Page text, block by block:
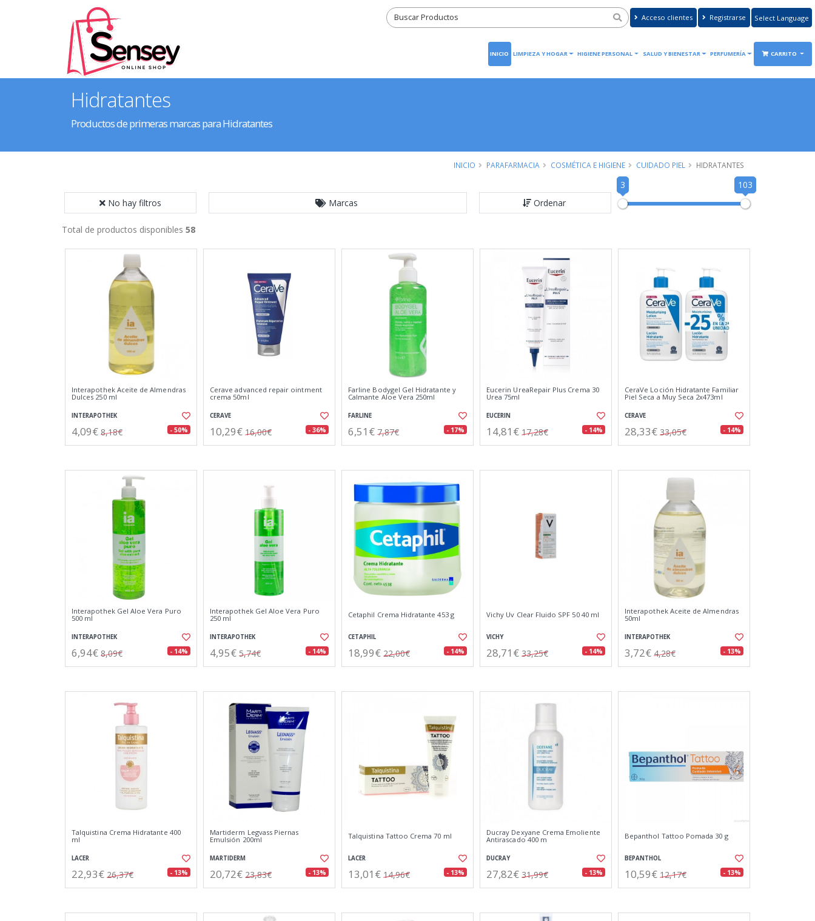
Acceso clientes Registrarse
Translate
INICIO LIMPIEZA Y HOGAR HIGIENE PERSONAL SALUD Y BIENESTAR PERFUMERÍA CARRITO
Hidratantes
Productos de primeras marcas para Hidratantes
INICIO PARAFARMACIA COSMÉTICA E HIGIENE CUIDADO PIEL HIDRATANTES
No hay filtros Marcas Ordenar
3 103
Total de productos disponibles 58
Interapothek Aceite de Almendras
Dulces 250 ml
INTERAPOTHEK
4,09€ 8,18€ - 50%
Cerave advanced repair ointment
crema 50ml
CERAVE
10,29€ 16,00€ - 36%
Farline Bodygel Gel Hidratante y
Calmante Aloe Vera 250ml
FARLINE
6,51€ 7,87€ - 17%
Eucerin UreaRepair Plus Crema 30
Urea 75ml
EUCERIN
14,81€ 17,28€ - 14%
CeraVe Loción Hidratante Familiar
Piel Seca a Muy Seca 2x473ml
CERAVE
28,33€ 33,05€ - 14%
Interapothek Gel Aloe Vera Puro
500 ml
INTERAPOTHEK
6,94€ 8,09€ - 14%
Interapothek Gel Aloe Vera Puro
250 ml
INTERAPOTHEK
4,95€ 5,74€ - 14%
Cetaphil Crema Hidratante 453 g
CETAPHIL
18,99€ 22,00€ - 14%
Vichy Uv Clear Fluido SPF 50 40 ml
VICHY
28,71€ 33,25€ - 14%
Interapothek Aceite de Almendras
50ml
INTERAPOTHEK
3,72€ 4,28€ - 13%
Talquistina Crema Hidratante 400
ml
LACER
22,93€ 26,37€ - 13%
Martiderm Legvass Piernas
Emulsión 200ml
MARTIDERM
20,72€ 23,83€ - 13%
Talquistina Tattoo Crema 70 ml
LACER
13,01€ 14,96€ - 13%
Ducray Dexyane Crema Emoliente
Antirascado 400 m
DUCRAY
27,82€ 31,99€ - 13%
Bepanthol Tattoo Pomada 30 g
BEPANTHOL
10,59€ 12,17€ - 13%